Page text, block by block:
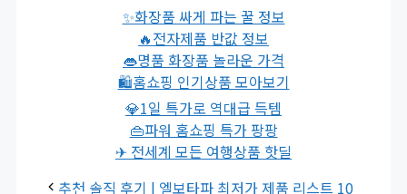
✨화장품 싸게 파는 꿀 정보
🔥전자제품 반값 정보
👄명품 화장품 놀라운 가격
🛍홈쇼핑 인기상품 모아보기
💎1일 특가로 역대급 득템
👜파워 홈쇼핑 특가 팡팡
✈ 전세계 모든 여행상품 핫딜
추천 솔직 후기 | 엘보타파 최저가 제품 리스트 10